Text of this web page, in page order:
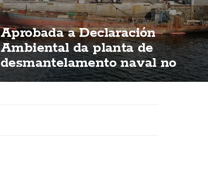
Aprobada a Declaración
Ambiental da planta de
desmantelamento naval no
porto de Brens